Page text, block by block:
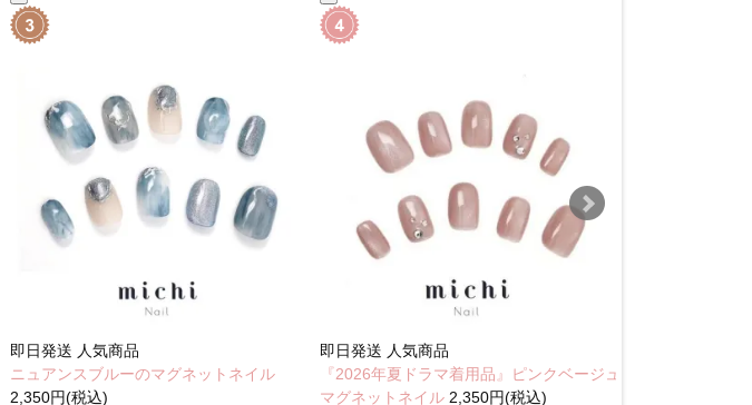
即日発送 人気商品
ニュアンスブルーのマグネットネイル
2,350円(税込)
即日発送 人気商品
『2026年夏ドラマ着用品』ピンクベージュ
マグネットネイル2,350円(税込)